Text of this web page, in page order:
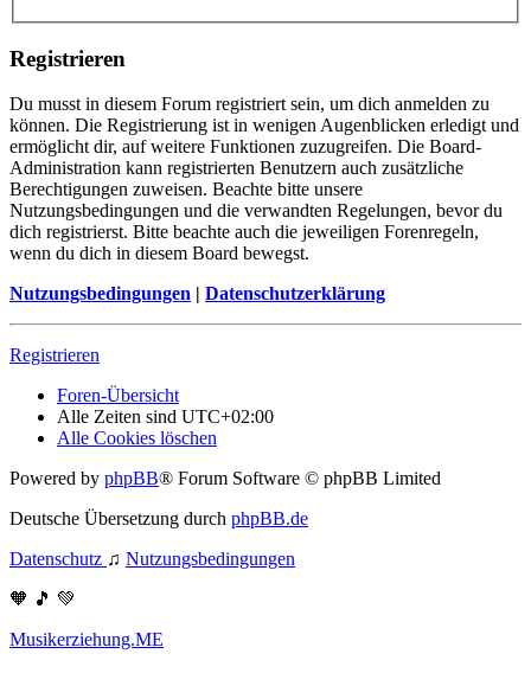
Registrieren
Du musst in diesem Forum registriert sein, um dich anmelden zu
können. Die Registrierung ist in wenigen Augenblicken erledigt und
ermöglicht dir, auf weitere Funktionen zuzugreifen. Die Board-
Administration kann registrierten Benutzern auch zusätzliche
Berechtigungen zuweisen. Beachte bitte unsere
Nutzungsbedingungen und die verwandten Regelungen, bevor du
dich registrierst. Bitte beachte auch die jeweiligen Forenregeln,
wenn du dich in diesem Board bewegst.
Nutzungsbedingungen | Datenschutzerklärung
Registrieren
Foren-Übersicht
Alle Zeiten sind UTC+02:00
Alle Cookies löschen
Powered by phpBB® Forum Software © phpBB Limited
Deutsche Übersetzung durch phpBB.de
Datenschutz ♫ Nutzungsbedingungen
🧡 🎵 💚
Musikerziehung.ME